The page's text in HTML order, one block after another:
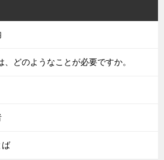
どのようなことが必要ですか。
ば